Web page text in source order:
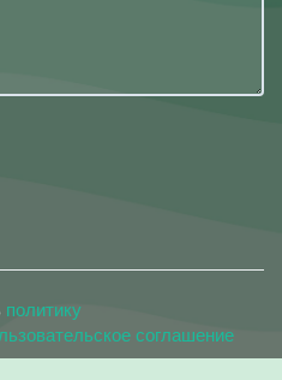
политику
соглашение